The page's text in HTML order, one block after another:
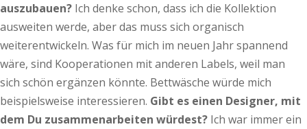
auszubauen? Ich denke schon, dass ich die Kollektion
ausweiten werde, aber das muss sich organisch
weiterentwickeln. Was für mich im neuen Jahr spannend
wäre, sind Kooperationen mit anderen Labels, weil man
sich schön ergänzen könnte. Bettwäsche würde mich
beispielsweise interessieren. Gibt es einen Designer, mit
dem Du zusammenarbeiten würdest? Ich war immer ein